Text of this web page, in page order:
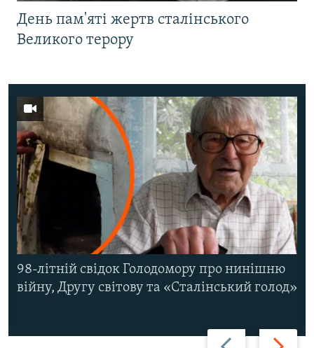
День пам'яті жертв сталінського
Великого терору
Назад Вперед
98-літній свідок Голодомору про нинішню
війну, Другу світову та «Сталінський голод»